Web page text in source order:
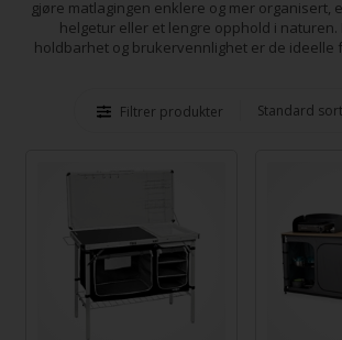
gjøre matlagingen enklere og mer organisert,
helgetur eller et lengre opphold i
holdbarhet og brukervennlighet er de ideelle
Filtrer produkter